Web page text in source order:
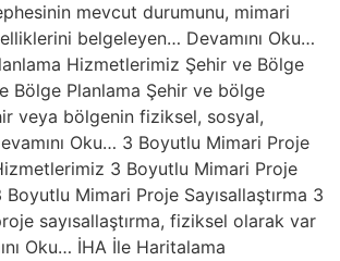
mevcut durumunu, mimari
belgeleyen… Devamını Oku…
Hizmetlerimiz Şehir ve Bölge
Bölge Planlama Şehir ve bölge
veya bölgenin fiziksel, sosyal,
Oku… 3 Boyutlu Mimari Proje
3 Boyutlu Mimari Proje
Boyutlu Mimari Proje Sayısallaştırma 3
sayısallaştırma, fiziksel olarak var
Oku… İHA İle Haritalama